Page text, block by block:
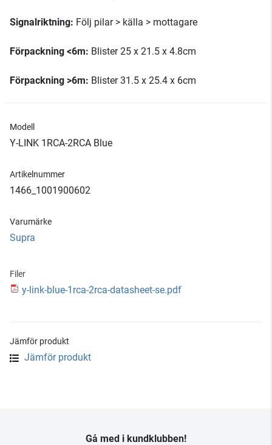
Signalriktning: Följ pilar > källa > mottagare
Förpackning <6m: Blister 25 x 21.5 x 4.8cm
Förpackning >6m: Blister 31.5 x 25.4 x 6cm
Modell
Y-LINK 1RCA-2RCA Blue
Artikelnummer
1466_1001900602
Varumärke
Supra
Filer
y-link-blue-1rca-2rca-datasheet-se.pdf
Jämför produkt
Jämför produkt
Gå med i kundklubben!